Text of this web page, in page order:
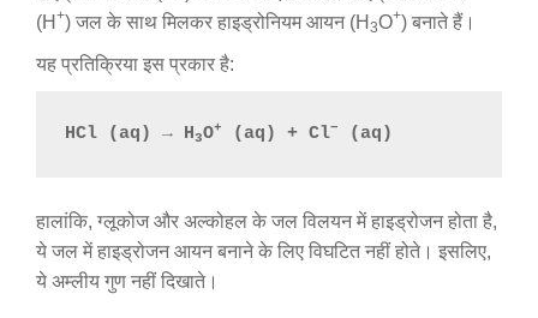
(H +) जल के साथ मिलकर हाइड्रोनियम आयन (H 3O+) बनाते हैं।
यह प्रतिक्रिया इस प्रकार है:
HCl (aq) → H3O+ (aq) + Cl− (aq)
हालांकि, ग्लूकोज और अल्कोहल के जल विलयन में हाइड्रोजन होता है,
ये जल में हाइड्रोजन आयन बनाने के लिए विघटित नहीं होते। इसलिए,
ये अम्लीय गुण नहीं दिखाते।